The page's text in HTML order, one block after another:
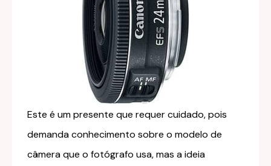
Este é um presente que requer cuidado, pois
demanda conhecimento sobre o modelo de
câmera que o fotógrafo usa, mas a ideia